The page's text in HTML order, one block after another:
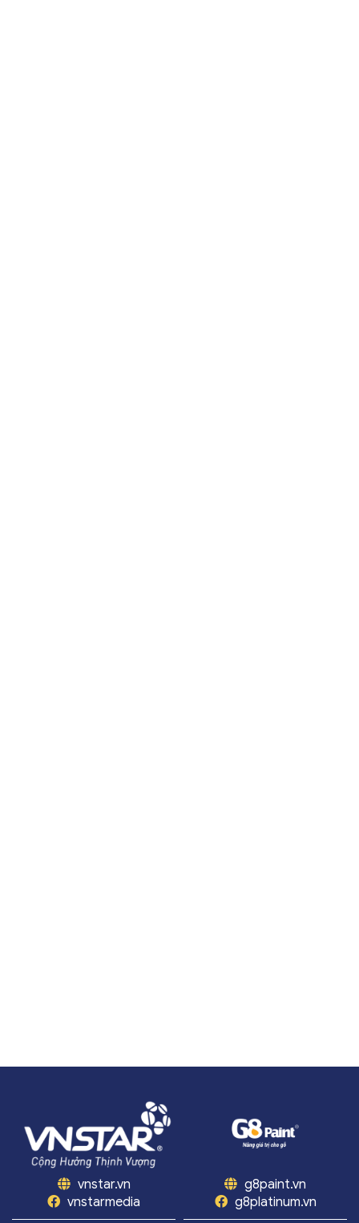
vnstar.vn
vnstarmedia
g8paint.vn
g8platinum.vn